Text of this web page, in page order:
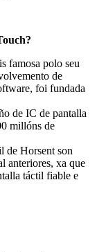
famosa polo seu
de
foi fundada
de IC de pantalla
millóns de
de Horsent son
anteriores, xa que
táctil fiable e